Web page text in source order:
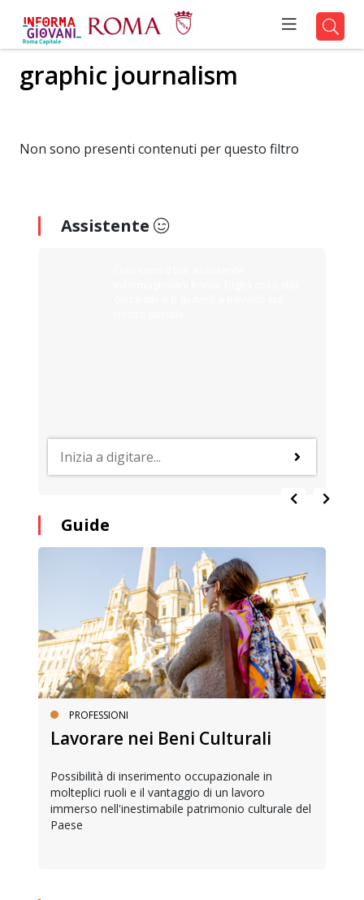
graphic journalism
Non sono presenti contenuti per questo filtro
Assistente
Guide
PROFESSIONI
Lavorare nei Beni Culturali
Possibilità di inserimento occupazionale in
molteplici ruoli e il vantaggio di un lavoro
immerso nell'inestimabile patrimonio culturale del
Paese